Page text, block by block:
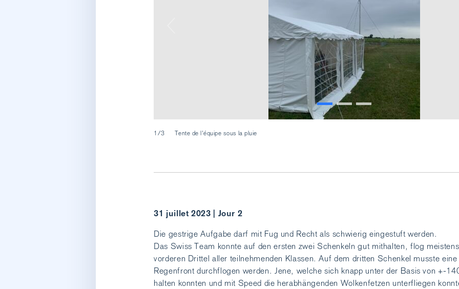
1/3 Tente de l'équipe sous la pluie
31 juillet 2023 | Jour 2
Die gestrige Aufgabe darf mit Fug und Recht als schwierig eingestuft werden.
Das Swiss Team konnte auf den ersten zwei Schenkeln gut mithalten, flog
vorderen Drittel aller teilnehmenden Klassen. Auf dem dritten Schenkel musste eine
Regenfront durchflogen werden. Jene, welche sich knapp unter der Basis von +-
halten konnten und mit Speed die herabhängenden Wolkenfetzen unterfliegen